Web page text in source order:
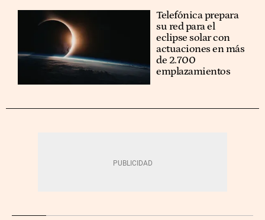
Telefónica prepara
su red para el
eclipse solar con
actuaciones en más
de 2.700
emplazamientos